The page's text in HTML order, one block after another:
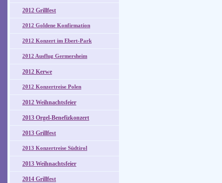
2012 Grillfest
2012 Goldene Konfirmation
2012 Konzert im Ebert-Park
2012 Ausflug Germersheim
2012 Kerwe
2012 Konzertreise Polen
2012 Weihnachtsfeier
2013 Orgel-Benefizkonzert
2013 Grillfest
2013 Konzertreise Südtirol
2013 Weihnachtsfeier
2014 Grillfest